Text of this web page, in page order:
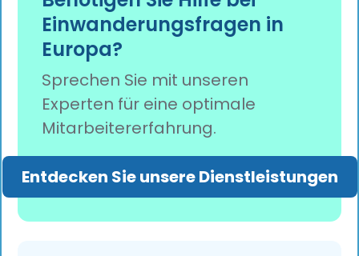
Verwaltungsaufwand für HR-Teams bei der
Abwicklung von Umzügen um 65 % reduzieren.
Einwanderungsfragen in
Europa?
Sprechen Sie mit unseren
Experten für eine optimale
Mitarbeitererfahrung.
Entdecken Sie unsere Dienstleistungen